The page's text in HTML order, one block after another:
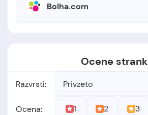
Bolha.com
Ocene strank
Razvrsti: Privzeto
Ocena: 1 2 3